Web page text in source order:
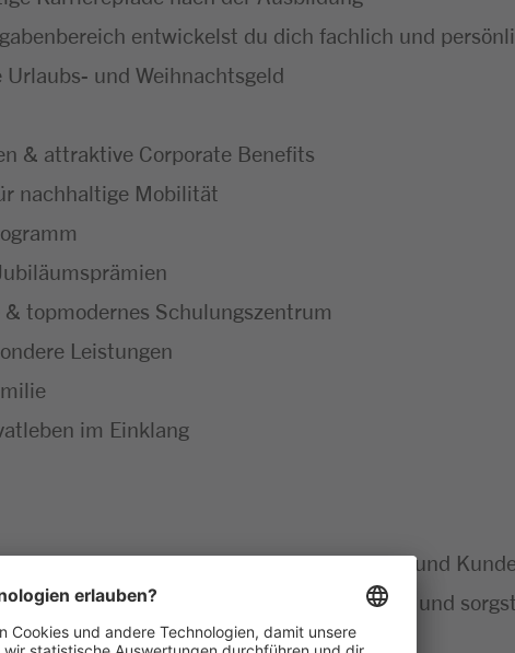
entwickelst du dich fachlich und
und Weihnachtsgeld
& attraktive Corporate Benefits
nachhaltige Mobilität
topmodernes Schulungszentrum
Leistungen
im Einklang
Ansprechpartner für unsere Kundinnen und
wirst zum Experten für unser Sortiment und